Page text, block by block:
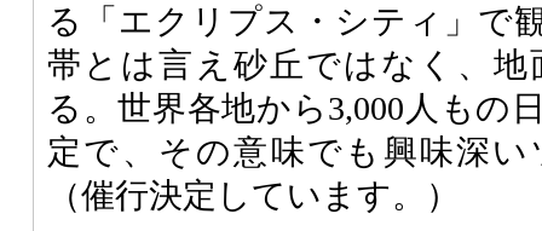
る「エクリプス・シティ」で
帯とは言え砂丘ではなく、
る。世界各地から3,000人もの
定で、その意味でも興味深
（催行決定しています。）